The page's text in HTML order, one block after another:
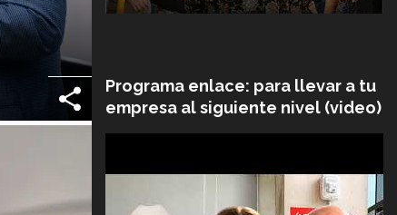
Programa enlace: para llevar a tu
empresa al siguiente nivel (video)